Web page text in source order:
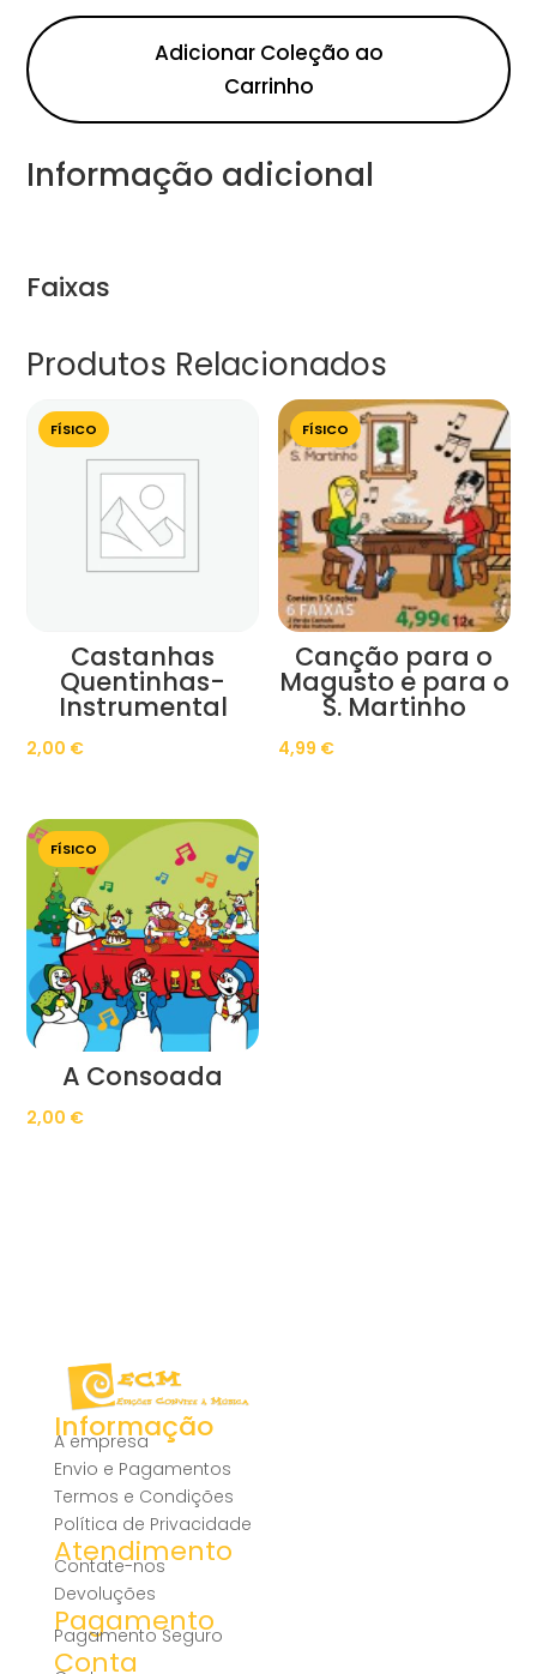
Adicionar Coleção ao
Carrinho
Informação adicional
Faixas
Produtos Relacionados
FÍSICO
Castanhas
Quentinhas-
Instrumental
2,00 €
FÍSICO
Canção para o
Magusto e para o
S. Martinho
4,99 €
FÍSICO
A Consoada
2,00 €
Informação
A empresa
Envio e Pagamentos
Termos e Condições
Política de Privacidade
Atendimento
Contate-nos
Devoluções
Pagamento
Pagamento Seguro
Conta